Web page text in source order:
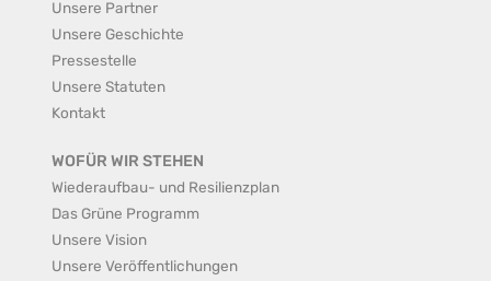
Unsere Partner
Unsere Geschichte
Pressestelle
Unsere Statuten
Kontakt
WOFÜR WIR STEHEN
Wiederaufbau- und Resilienzplan
Das Grüne Programm
Unsere Vision
Unsere Veröffentlichungen